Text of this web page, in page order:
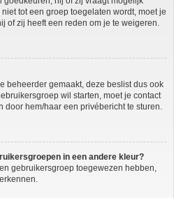
tot een groep toegelaten wordt, moet je
of zij heeft een reden om je te weigeren.
beheerder gemaakt, deze beslist dus ook
wil starten, moet je contact
door hem/haar een privébericht te sturen.
in een andere kleur?
gebruikersgroep toegewezen hebben,